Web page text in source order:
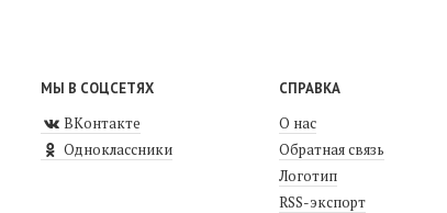
МЫ В СОЦСЕТЯХ
ВКонтакте
Одноклассники
СПРАВКА
О нас
Обратная связь
Логотип
RSS-экспорт